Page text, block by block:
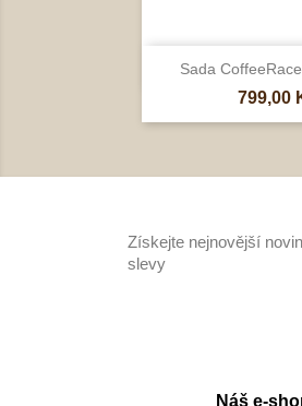
Sada
Cena
799,00
Rychlý
Získejte nejnovější
slevy
Náš e-